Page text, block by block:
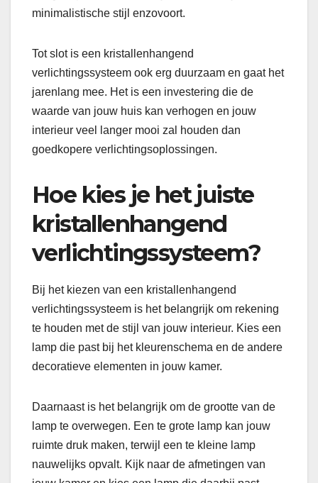
minimalistische stijl enzovoort.
Tot slot is een kristallenhangend
verlichtingssysteem ook erg duurzaam en gaat het
jarenlang mee. Het is een investering die de
waarde van jouw huis kan verhogen en jouw
interieur veel langer mooi zal houden dan
goedkopere verlichtingsoplossingen.
Hoe kies je het juiste
kristallenhangend
verlichtingssysteem?
Bij het kiezen van een kristallenhangend
verlichtingssysteem is het belangrijk om rekening
te houden met de stijl van jouw interieur. Kies een
lamp die past bij het kleurenschema en de andere
decoratieve elementen in jouw kamer.
Daarnaast is het belangrijk om de grootte van de
lamp te overwegen. Een te grote lamp kan jouw
ruimte druk maken, terwijl een te kleine lamp
nauwelijks opvalt. Kijk naar de afmetingen van